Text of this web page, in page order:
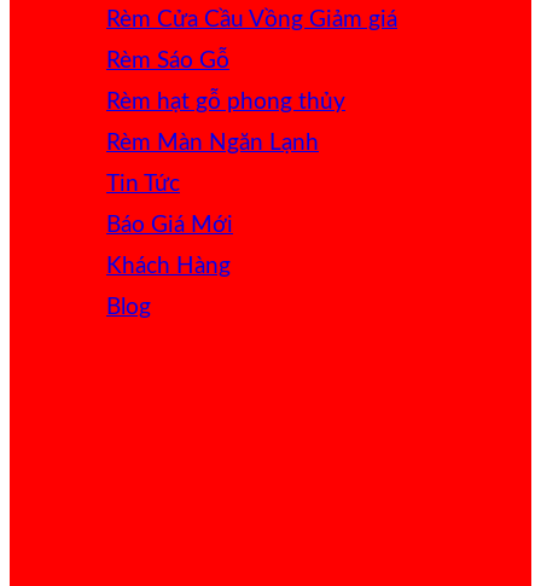
Rèm Cửa Cầu Vồng
Rèm Sáo Gỗ
Rèm hạt gỗ phong thủy
Rèm Màn Ngăn Lạnh
Tin Tức
Báo Giá
Khách Hàng
Blog